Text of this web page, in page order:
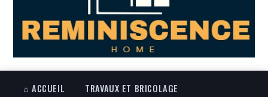
⌂ ACCUEIL
TRAVAUX ET BRICOLAGE